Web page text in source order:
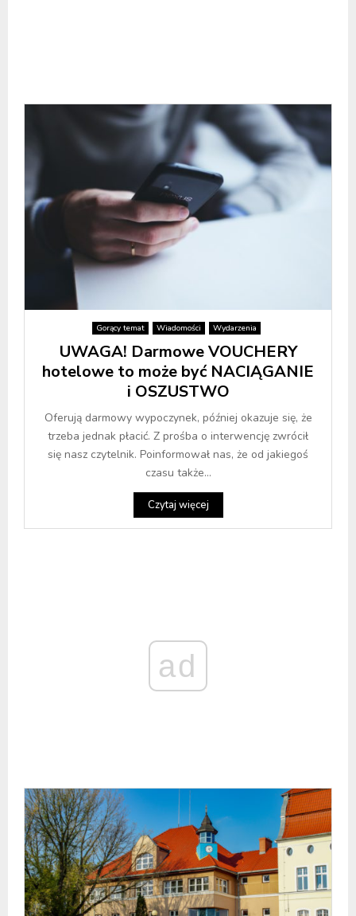
Gorący temat Wiadomości Wydarzenia
UWAGA! Darmowe VOUCHERY
hotelowe to może być NACIĄGANIE
i OSZUSTWO
Oferują darmowy wypoczynek, później okazuje się, że
trzeba jednak płacić. Z prośba o interwencję zwrócił
się nasz czytelnik. Poinformował nas, że od jakiegoś
czasu także...
Czytaj więcej
ad